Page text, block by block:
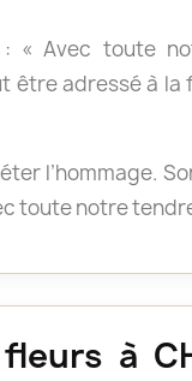
« Avec toute
être adressé à la
l’hommage.
toute notre
à